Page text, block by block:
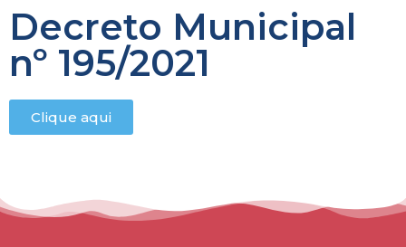
Decreto Municipal
nº 195/2021
Clique aqui